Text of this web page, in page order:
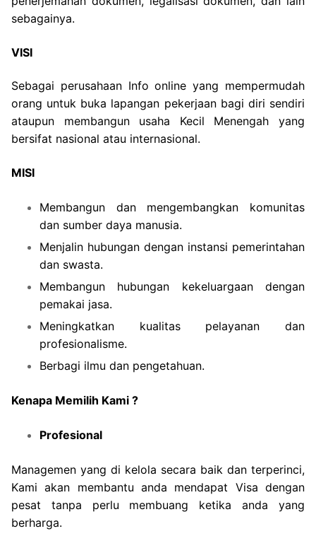
sebagainya.
VISI
Sebagai perusahaan Info online yang mempermudah
orang untuk buka lapangan pekerjaan bagi diri sendiri
ataupun membangun usaha Kecil Menengah yang
bersifat nasional atau internasional.
MISI
Membangun dan mengembangkan komunitas
dan sumber daya manusia.
Menjalin hubungan dengan instansi pemerintahan
dan swasta.
Membangun hubungan kekeluargaan dengan
pemakai jasa.
Meningkatkan kualitas pelayanan dan
profesionalisme.
Berbagi ilmu dan pengetahuan.
Kenapa Memilih Kami ?
Profesional
Managemen yang di kelola secara baik dan terperinci,
Kami akan membantu anda mendapat Visa dengan
pesat tanpa perlu membuang ketika anda yang
berharga.